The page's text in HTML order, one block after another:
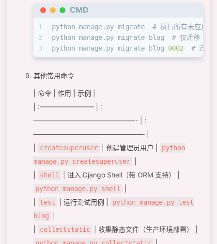
CMD
1
2
3
python manage.py migrate  # 执行所有未应用的
python manage.py migrate blog  # 仅迁移
python manage.py migrate blog 0002
# 迁移
其他常用命令
| 命令 | 作用 | 示例 |
| :———————— | :
———————————————- | :
————————————————- |
createsuperuser | 创建管理员用户 |
python
manage.py createsuperuser
shell | 进入 Django Shell（带 ORM 支持） |
python manage.py shell
test | 运行测试用例 |
python manage.py test
blog
collectstatic | 收集静态文件（生产环境部署） |